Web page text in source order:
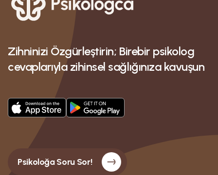
Zihninizi Özgürleştirin; Birebir psikolog
cevaplarıyla zihinsel sağlığınıza kavuşun
Psikoloğa Soru Sor!